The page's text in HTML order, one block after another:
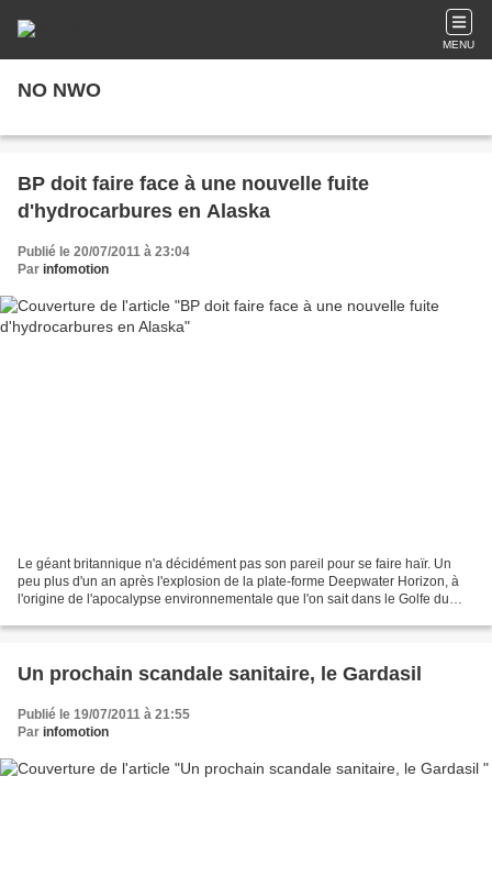
MENU
NO NWO
BP doit faire face à une nouvelle fuite
d'hydrocarbures en Alaska
Publié le 20/07/2011 à 23:04
Par infomotion
Le géant britannique n'a décidément pas son pareil pour se faire haïr. Un
peu plus d'un an après l'explosion de la plate-forme Deepwater Horizon, à
l'origine de l'apocalypse environnementale que l'on sait dans le Golfe du
Un prochain scandale sanitaire, le Gardasil
Publié le 19/07/2011 à 21:55
Par infomotion